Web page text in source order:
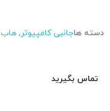
دسته هاجانبی کامپیوتر, هاب USB
تماس بگیرید